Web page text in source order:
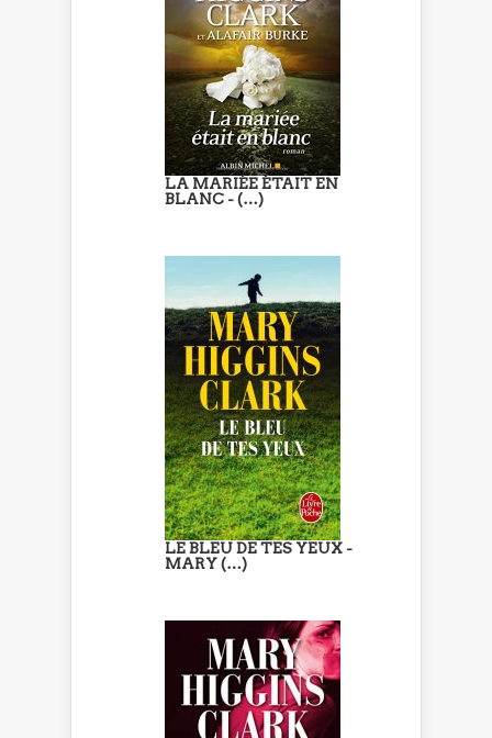
LA MARIÉE ÉTAIT EN
BLANC - (…)
LE BLEU DE TES YEUX -
MARY (…)